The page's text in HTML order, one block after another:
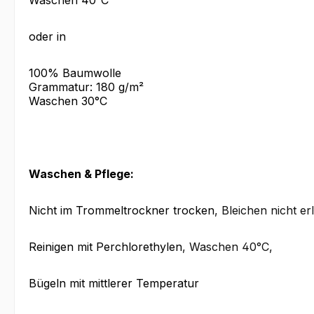
oder in
100% Baumwolle
Grammatur: 180 g/m²
Waschen 30°C
Waschen & Pflege:
Nicht im Trommeltrockner trocken, Bleichen nicht
Reinigen mit Perchlorethylen, Waschen 40°C,
Bügeln mit mittlerer Temperatur